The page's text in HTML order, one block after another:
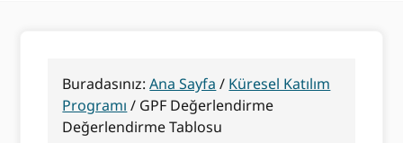
Buradasınız:Ana Sayfa / Küresel Katılım
Programı / GPF Değerlendirme
Değerlendirme Tablosu